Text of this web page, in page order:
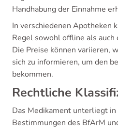
Handhabung der Einnahme
In verschiedenen Apotheken
Regel sowohl offline als
Die Preise können variieren,
sich zu informieren, um den
bekommen.
Rechtliche
Das Medikament unterliegt
Bestimmungen des BfArM